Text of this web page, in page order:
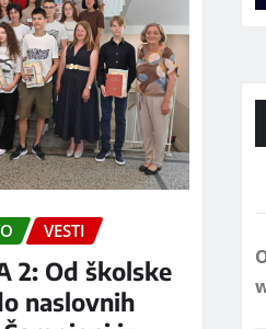
VESTI
2: Od školske
naslovnih